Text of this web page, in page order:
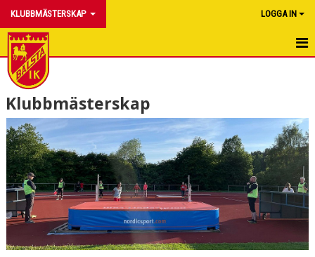
KLUBBMÄSTERSKAP LOGGA IN
HEM
KLUBBMÄSTERSKAPEN
KAST-KM
TERRÄNG-KM
NYHETER
Klubbmästerskap